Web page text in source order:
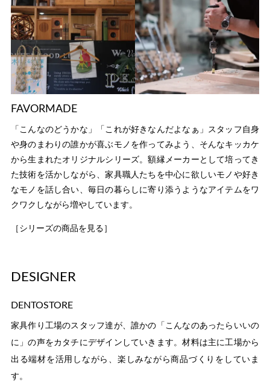
FAVORMADE
「こんなのどうかな」「これが好きなんだよなぁ」スタッフ自身
や身のまわりの誰かが喜ぶモノを作ってみよう、そんなキッカケ
から生まれたオリジナルシリーズ。額縁メーカーとして培ってき
た技術を活かしながら、家具職人たちを中心に欲しいモノや好き
なモノを話し合い、毎日の暮らしに寄り添うようなアイテムをワ
クワクしながら増やしています。
［シリーズの商品を見る］
DESIGNER
DENTOSTORE
家具作り工場のスタッフ達が、誰かの「こんなのあったらいいの
に」の声をカタチにデザインしていきます。材料は主に工場から
出る端材を活用しながら、楽しみながら商品づくりをしていま
す。